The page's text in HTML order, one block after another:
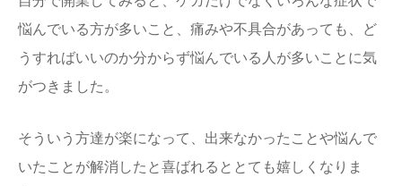
悩んでいる方が多いこと、痛みや不具合があっても、ど
うすればいいのか分からず悩んでいる人が多いことに気
がつきました。
そういう方達が楽になって、出来なかったことや悩んで
いたことが解消したと喜ばれるととても嬉しくなりま